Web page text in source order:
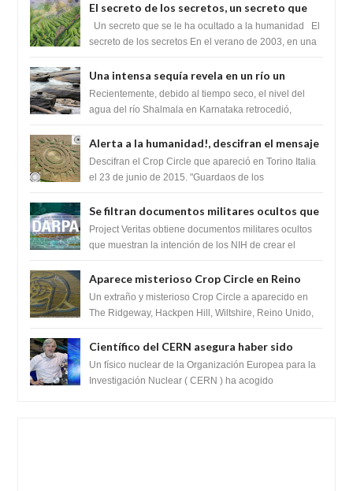
El secreto de los secretos, un secreto que
cambiaría por completo el destino de la
humanidad
Un secreto que se le ha ocultado a la humanidad El
secreto de los secretos En el verano de 2003, en una
Una intensa sequía revela en un río un
impresionante hallazgo de miles de Shiva
Lingas
Recientemente, debido al tiempo seco, el nivel del
agua del río Shalmala en Karnataka retrocedió,
Alerta a la humanidad!, descifran el mensaje
del Crop Circle de Torino ,Italia
Descifran el Crop Circle que apareció en Torino Italia
el 23 de junio de 2015. "Guardaos de los
Se filtran documentos militares ocultos que
muestran la intención de los NIH de crear el
SARS-CoV-2, utilizando la investigación de
Project Veritas obtiene documentos militares ocultos
que muestran la intención de los NIH de crear el
Aparece misterioso Crop Circle en Reino
Unido 23 de junio 2016
Un extraño y misterioso Crop Circle a aparecido en
The Ridgeway, Hackpen Hill, Wiltshire, Reino Unido,
Científico del CERN asegura haber sido
ayudado por seres de luz durante una
prueba del Colisionador de Hadrones
Un físico nuclear de la Organización Europea para la
Investigación Nuclear ( CERN ) ha acogido